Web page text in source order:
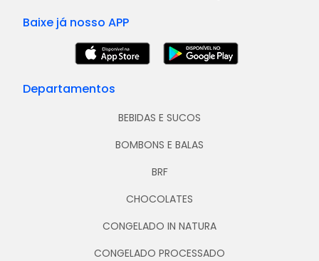
Baixe já nosso APP
Departamentos
BEBIDAS E SUCOS
BOMBONS E BALAS
BRF
CHOCOLATES
CONGELADO IN NATURA
CONGELADO PROCESSADO